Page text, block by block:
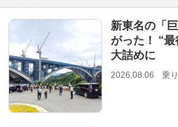
新東名の「
がった！ “
大詰めに
2026.08.06 乗